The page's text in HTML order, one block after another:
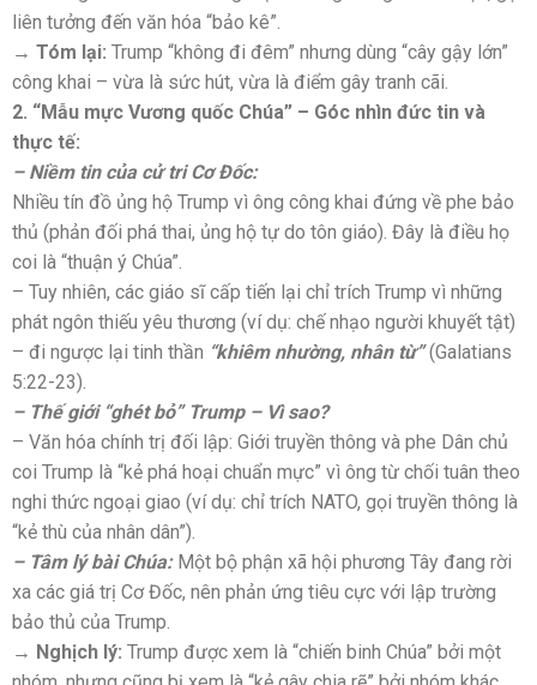
liên tưởng đến văn hóa “bảo kê”.
→ Tóm lại: Trump “không đi đêm” nhưng dùng “cây gậy lớn”
công khai – vừa là sức hút, vừa là điểm gây tranh cãi.
2. “Mẫu mực Vương quốc Chúa” – Góc nhìn đức tin và
thực tế:
– Niềm tin của cử tri Cơ Đốc:
Nhiều tín đồ ủng hộ Trump vì ông công khai đứng về phe bảo
thủ (phản đối phá thai, ủng hộ tự do tôn giáo). Đây là điều họ
coi là “thuận ý Chúa”.
– Tuy nhiên, các giáo sĩ cấp tiến lại chỉ trích Trump vì những
phát ngôn thiếu yêu thương (ví dụ: chế nhạo người khuyết tật)
– đi ngược lại tinh thần “khiêm nhường, nhân từ”(Galatians
5:22-23).
– Thế giới “ghét bỏ” Trump – Vì sao?
– Văn hóa chính trị đối lập: Giới truyền thông và phe Dân chủ
coi Trump là “kẻ phá hoại chuẩn mực” vì ông từ chối tuân theo
nghi thức ngoại giao (ví dụ: chỉ trích NATO, gọi truyền thông là
“kẻ thù của nhân dân”).
– Tâm lý bài Chúa:Một bộ phận xã hội phương Tây đang rời
xa các giá trị Cơ Đốc, nên phản ứng tiêu cực với lập trường
bảo thủ của Trump.
→ Nghịch lý: Trump được xem là “chiến binh Chúa” bởi một